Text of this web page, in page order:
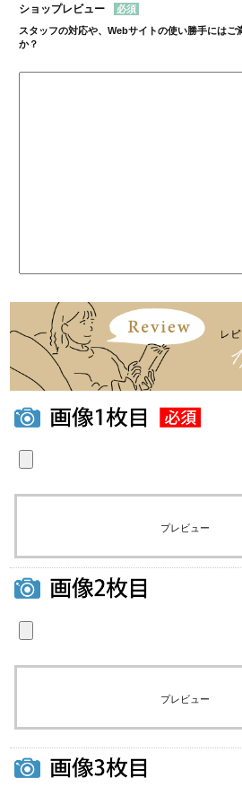
ショップレビュー
スタッフの対応や、Webサイトの使い勝手にはご
か？
プレビュー
プレビュー